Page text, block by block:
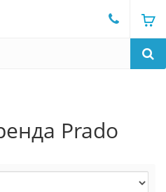
Prado